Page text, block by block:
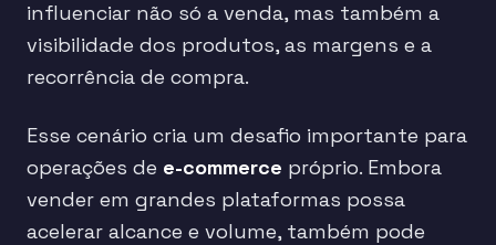
influenciar não só a venda, mas também a
visibilidade dos produtos, as margens e a
recorrência de compra.
Esse cenário cria um desafio importante para
operações de e-commerce próprio. Embora
vender em grandes plataformas possa
acelerar alcance e volume, também pode